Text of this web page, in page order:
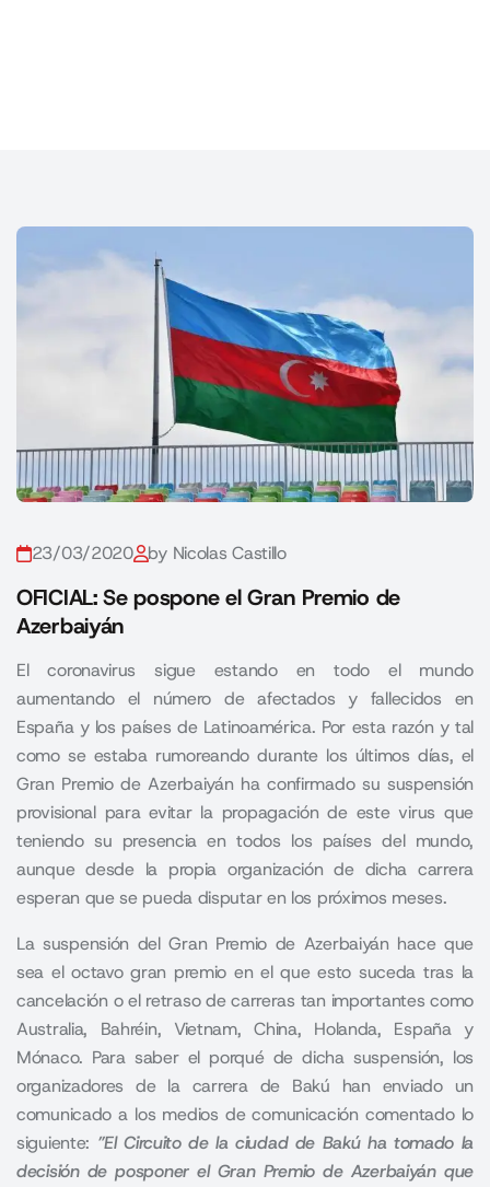
23/03/2020 by Nicolas Castillo
OFICIAL: Se pospone el Gran Premio de
Azerbaiyán
El coronavirus sigue estando en todo el mundo
aumentando el número de afectados y fallecidos en
España y los países de Latinoamérica. Por esta razón y tal
como se estaba rumoreando durante los últimos días, el
Gran Premio de Azerbaiyán ha confirmado su suspensión
provisional para evitar la propagación de este virus que
teniendo su presencia en todos los países del mundo,
aunque desde la propia organización de dicha carrera
esperan que se pueda disputar en los próximos meses.
La suspensión del Gran Premio de Azerbaiyán hace que
sea el octavo gran premio en el que esto suceda tras la
cancelación o el retraso de carreras tan importantes como
Australia, Bahréin, Vietnam, China, Holanda, España y
Mónaco. Para saber el porqué de dicha suspensión, los
organizadores de la carrera de Bakú han enviado un
comunicado a los medios de comunicación comentado lo
siguiente: ”El Circuito de la ciudad de Bakú ha tomado la
decisión de posponer el Gran Premio de Azerbaiyán que